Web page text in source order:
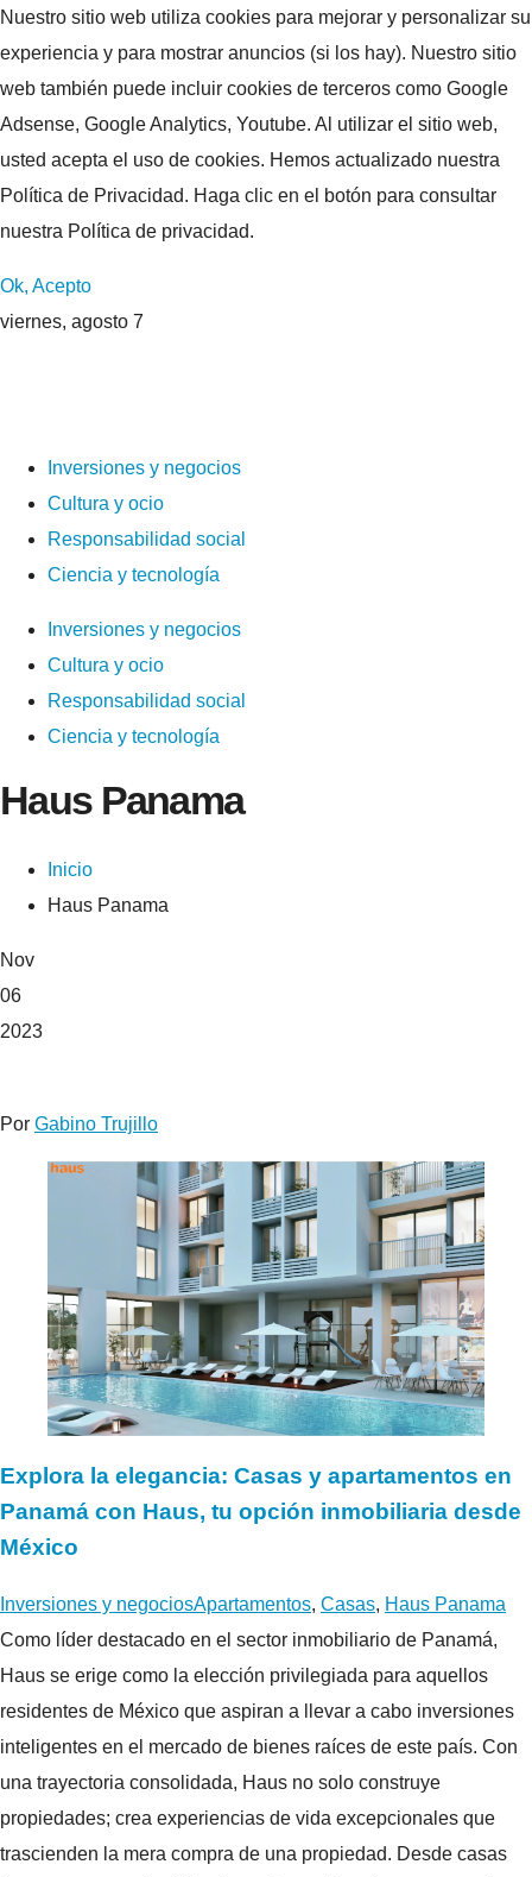
Nuestro sitio web utiliza cookies para mejorar y personalizar su
experiencia y para mostrar anuncios (si los hay). Nuestro sitio
web también puede incluir cookies de terceros como Google
Adsense, Google Analytics, Youtube. Al utilizar el sitio web,
usted acepta el uso de cookies. Hemos actualizado nuestra
Política de Privacidad. Haga clic en el botón para consultar
nuestra Política de privacidad.
Ok, Acepto
viernes, agosto 7
Inversiones y negocios
Cultura y ocio
Responsabilidad social
Ciencia y tecnología
Inversiones y negocios
Cultura y ocio
Responsabilidad social
Ciencia y tecnología
Haus Panama
Inicio
Haus Panama
Nov
06
2023
Por Gabino Trujillo
Explora la elegancia: Casas y apartamentos en
Panamá con Haus, tu opción inmobiliaria desde
México
Inversiones y negociosApartamentos, Casas, Haus Panama
Como líder destacado en el sector inmobiliario de Panamá,
Haus se erige como la elección privilegiada para aquellos
residentes de México que aspiran a llevar a cabo inversiones
inteligentes en el mercado de bienes raíces de este país. Con
una trayectoria consolidada, Haus no solo construye
propiedades; crea experiencias de vida excepcionales que
trascienden la mera compra de una propiedad. Desde casas